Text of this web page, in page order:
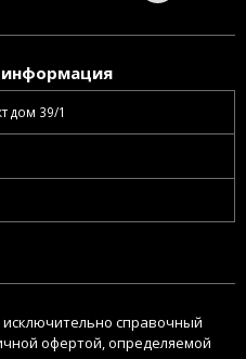
информация
дом 39/1
справочный
офертой, определяемой